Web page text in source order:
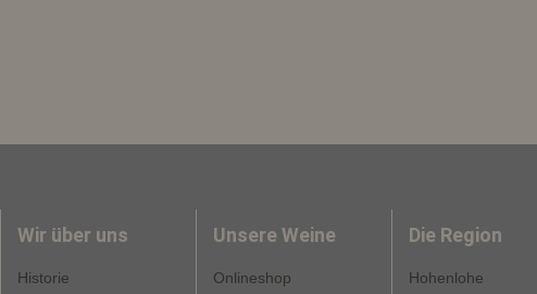
Wir über uns
Historie
Unsere Weine
Onlineshop
Die Region
Hohenlohe